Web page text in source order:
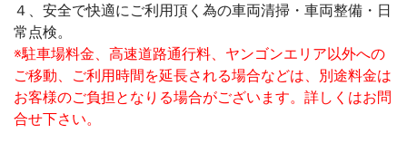
４、安全で快適にご利用頂く為の車両清掃・車両整備・日
常点検。
※駐車場料金、高速道路通行料、ヤンゴンエリア以外への
ご移動、ご利用時間を延長される場合などは、別途料金は
お客様のご負担となりる場合がございます。詳しくはお問
合せ下さい。